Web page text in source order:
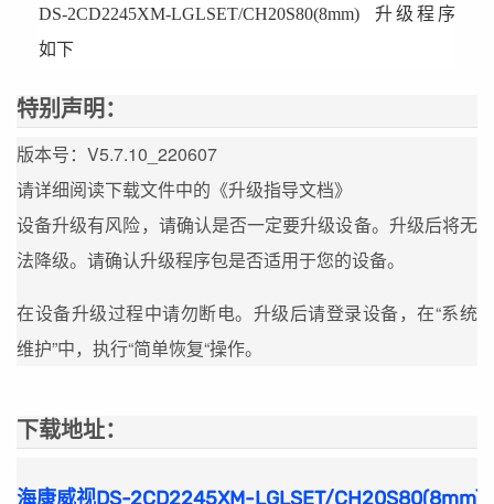
DS-2CD2245XM-LGLSET/CH20S80(8mm) 升级程序
如下
特别声明：
版本号：V5.7.10_220607
请详细阅读下载文件中的《升级指导文档》
设备升级有风险，请确认是否一定要升级设备。升级后将无
法降级。请确认升级程序包是否适用于您的设备。
在设备升级过程中请勿断电。升级后请登录设备，在“系统
维护”中，执行“简单恢复“操作。
下载地址：
海康威视DS-2CD2245XM-LGLSET/